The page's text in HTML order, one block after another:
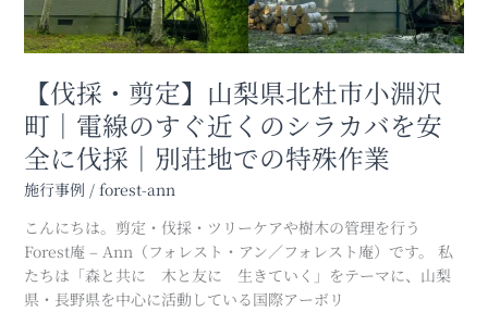
【伐採・剪定】山梨県北杜市小淵沢
町｜電線のすぐ近くのシラカバを安
全に伐採｜別荘地での特殊作業
施行事例 / forest-ann
こんにちは。剪定・伐採・ツリーケアや樹木の管理を行う
Forest庵 – Ann（フォレスト・アン／フォレスト庵）です。 私
たちは「森と共に 木と友に 生きていく」をテーマに、山梨
県・長野県を中心に活動している国際アーボリ
淵
沢
町
線
の
す
ぐ
近
く
の
シ